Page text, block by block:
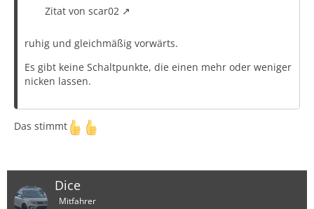
Zitat von scar02
ruhig und gleichmäßig vorwärts.
Es gibt keine Schaltpunkte, die einen mehr oder weniger
nicken lassen.
Das stimmt
Dice
Mitfahrer